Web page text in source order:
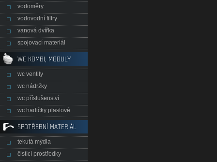
vodoměry
vodovodní filtry
vanová dvířka
spojovací materiál
WC KOMBI, MODULY
wc ventily
wc nádržky
wc příslušenství
wc hadičky plastové
SPOTŘEBNÍ MATERIÁL
tekutá mýdla
čistící prostředky